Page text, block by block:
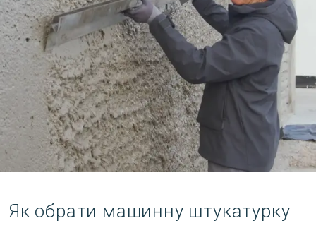
Як обрати машинну штукатурку